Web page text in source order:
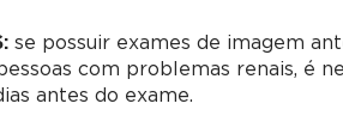
se possuir exames de imagem
com problemas renais, é
antes do exame.